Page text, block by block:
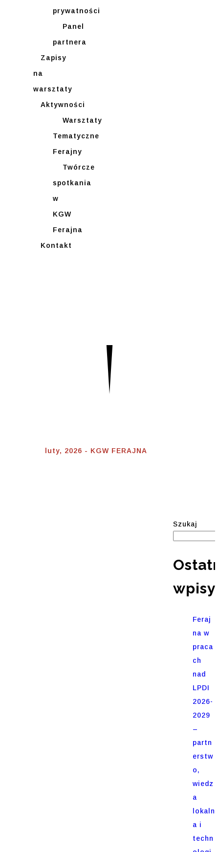
prywatności
Panel
partnera
Zapisy
na
warsztaty
Aktywności
Warsztaty
Tematyczne
Ferajny
Twórcze
spotkania
w
KGW
Ferajna
Kontakt
luty, 2026 - KGW FERAJNA
Szukaj
wpisy
Feraj
na w
praca
ch
nad
LPDI
2026-
2029
–
partn
erstw
o,
wiedz
a
lokaln
a i
techn